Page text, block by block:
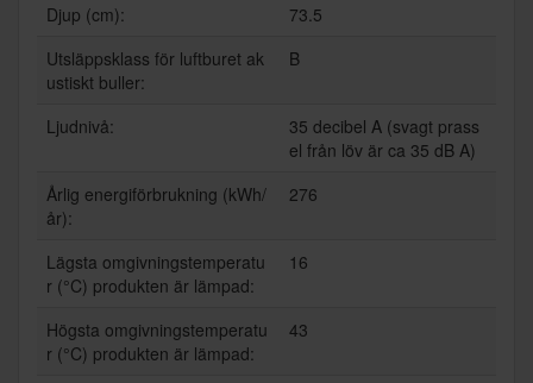
Djup (cm):
73.5
Utsläppsklass för luftburet ak
ustiskt buller:
B
Ljudnivå:
35 decibel A (svagt prass
el från löv är ca 35 dB A)
Årlig energiförbrukning (kWh/
år):
276
Lägsta omgivningstemperatu
r (°C) produkten är lämpad:
16
Högsta omgivningstemperatu
r (°C) produkten är lämpad:
43